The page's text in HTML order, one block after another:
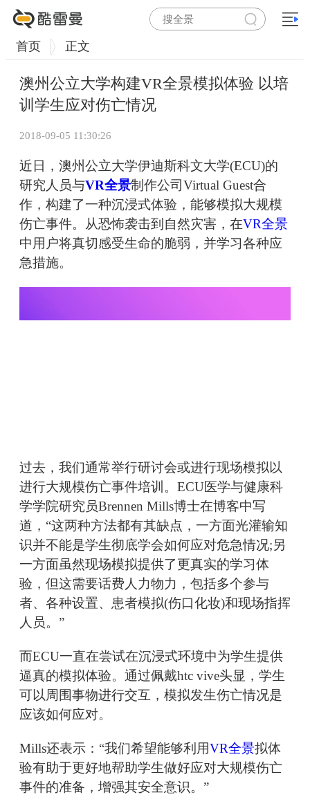
首页 正文
澳州公立大学构建VR全景模拟体验 以培
训学生应对伤亡情况
2018-09-05 11:30:26
近日，澳州公立大学伊迪斯科文大学(ECU)的
研究人员与VR全景制作公司Virtual Guest合
作，构建了一种沉浸式体验，能够模拟大规模
伤亡事件。从恐怖袭击到自然灾害，在VR全景
中用户将真切感受生命的脆弱，并学习各种应
急措施。
过去，我们通常举行研讨会或进行现场模拟以
进行大规模伤亡事件培训。ECU医学与健康科
学学院研究员Brennen Mills博士在博客中写
道，“这两种方法都有其缺点，一方面光灌输知
识并不能是学生彻底学会如何应对危急情况;另
一方面虽然现场模拟提供了更真实的学习体
验，但这需要话费人力物力，包括多个参与
者、各种设置、患者模拟(伤口化妆)和现场指挥
人员。”
而ECU一直在尝试在沉浸式环境中为学生提供
逼真的模拟体验。通过佩戴htc vive头显，学生
可以周围事物进行交互，模拟发生伤亡情况是
应该如何应对。
Mills还表示：“我们希望能够利用VR全景拟体
验有助于更好地帮助学生做好应对大规模伤亡
事件的准备，增强其安全意识。”